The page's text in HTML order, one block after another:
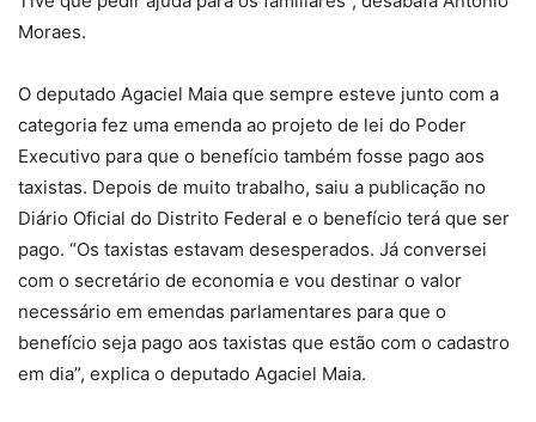
Moraes.
O deputado Agaciel Maia que sempre esteve junto com a
categoria fez uma emenda ao projeto de lei do Poder
Executivo para que o benefício também fosse pago aos
taxistas. Depois de muito trabalho, saiu a publicação no
Diário Oficial do Distrito Federal e o benefício terá que ser
pago. “Os taxistas estavam desesperados. Já conversei
com o secretário de economia e vou destinar o valor
necessário em emendas parlamentares para que o
benefício seja pago aos taxistas que estão com o cadastro
em dia”, explica o deputado Agaciel Maia.